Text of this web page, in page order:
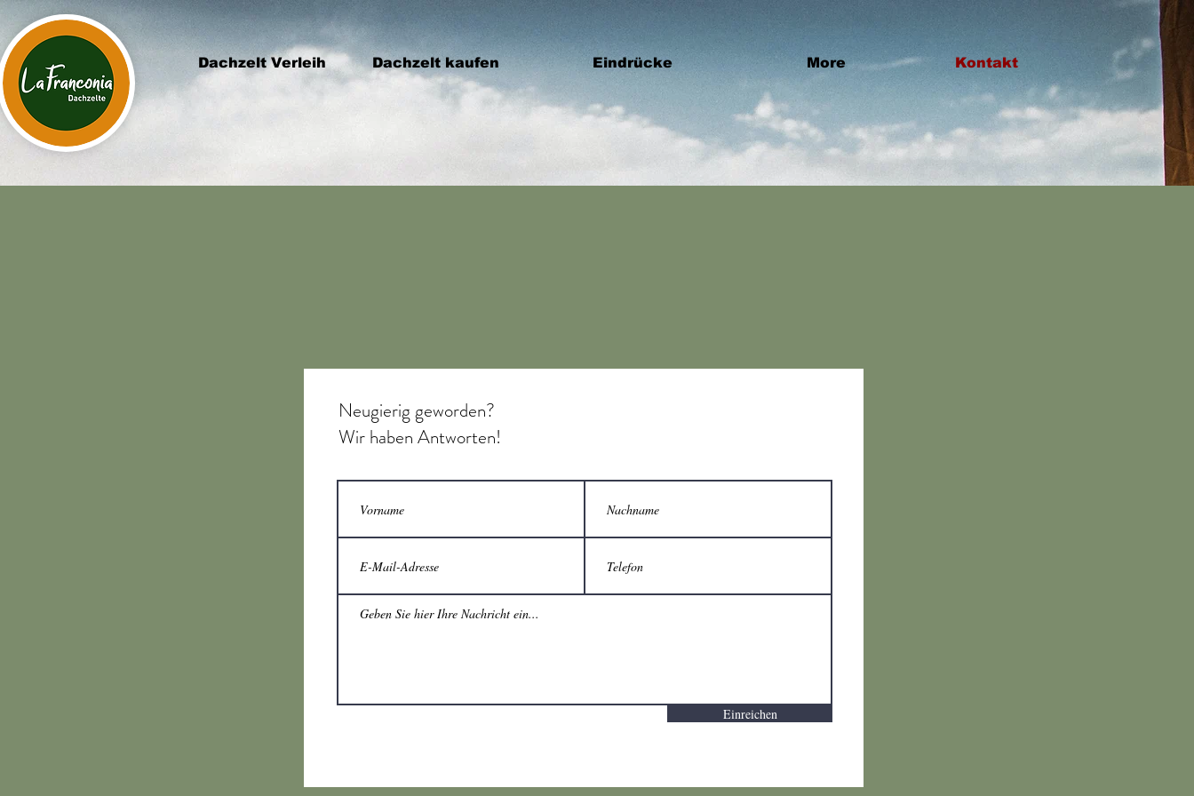
Dachzelt Verleih Dachzelt kaufen Eindrücke More Kontakt
Neugierig geworden?
Wir haben Antworten!
Einreichen